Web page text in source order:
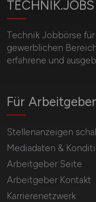
TECHNIK.JOBS
Technik Jobbörse
gewerblichen
erfahrene und
Für Arbeitgeber
Stellenanzeigen
Mediadaten &
Arbeitgeber Seite
Arbeitgeber Kontakt
Karrierenetzwerk